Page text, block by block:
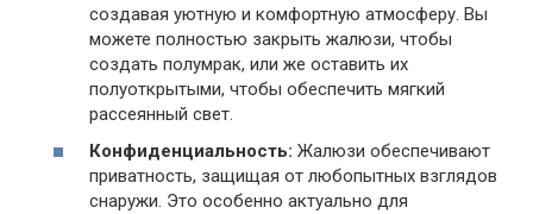
создавая уютную и комфортную атмосферу. Вы
можете полностью закрыть жалюзи, чтобы
создать полумрак, или же оставить их
полуоткрытыми, чтобы обеспечить мягкий
рассеянный свет.
Конфиденциальность: Жалюзи обеспечивают
приватность, защищая от любопытных взглядов
снаружи. Это особенно актуально для